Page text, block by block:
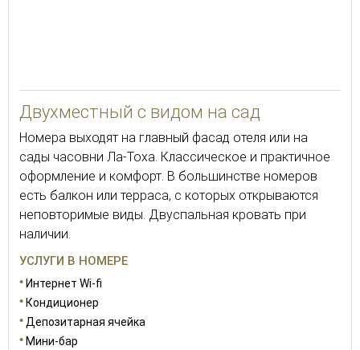
Двухместный с видом на сад
Номера выходят на главный фасад отеля или на
сады часовни Ла-Тоха. Классическое и практичное
оформление и комфорт. В большинстве номеров
есть балкон или терраса, с которых открываются
неповторимые виды. Двуспальная кровать при
наличии.
УСЛУГИ В НОМЕРЕ
Интернет Wi-fi
Кондиционер
Депозитарная ячейка
Мини-бар